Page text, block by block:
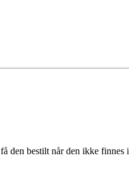
den bestilt når den ikke finnes i